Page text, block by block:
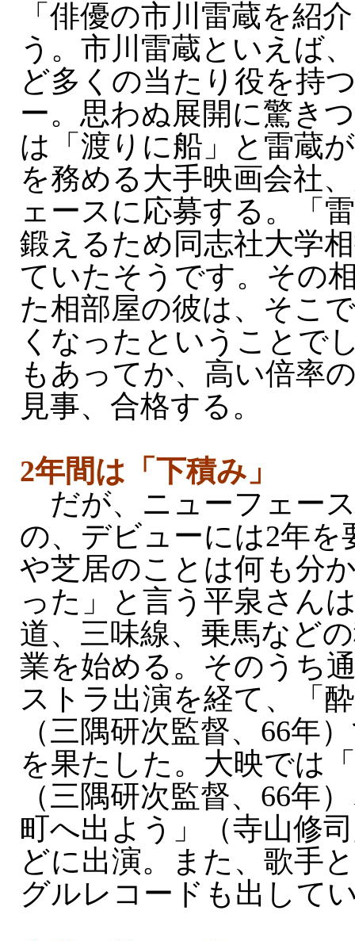
「俳優の市川雷蔵を紹
う。市川雷蔵といえば
ど多くの当たり役を持
ー。思わぬ展開に驚き
は「渡りに船」と雷蔵
を務める大手映画会社
ェースに応募する。「
鍛えるため同志社大学
ていたそうです。その
た相部屋の彼は、そこ
くなったということで
もあってか、高い倍率
見事、合格する。
2年間は「下積み」
だが、ニューフェー
の、デビューには2年を
や芝居のことは何も分
った」と言う平泉さん
道、三味線、乗馬など
業を始める。そのうち
ストラ出演を経て、「
（三隅研次監督、66年
を果たした。大映では
（三隅研次監督、66年
町へ出よう」（寺山修
どに出演。また、歌手
グルレコードも出して